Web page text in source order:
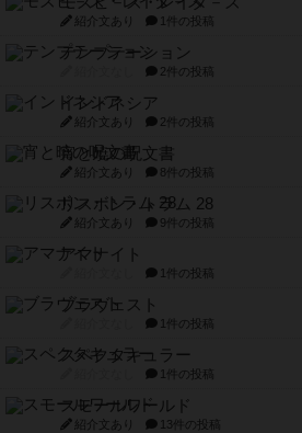
紹介文あり 1件の投稿
テンプテーション
2件の投稿
インドネシア
紹介文あり 2件の投稿
宵と暁の呪文書
紹介文あり 8件の投稿
リスボン・トラム 28
紹介文あり 9件の投稿
アマナイト
1件の投稿
ブラヴェスト
1件の投稿
スペクタキュラー
1件の投稿
スモールワールド
紹介文あり 13件の投稿